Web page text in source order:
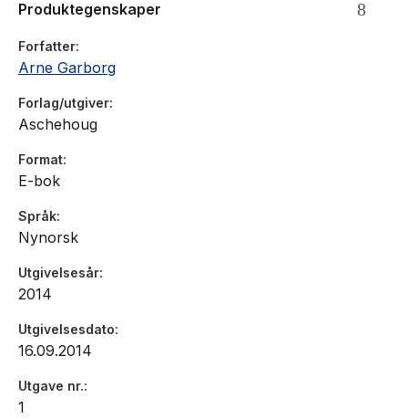
Produktegenskaper
Forfatter
Arne Garborg
Forlag/utgiver
Aschehoug
Format
E-bok
Språk
Nynorsk
Utgivelsesår
2014
Utgivelsesdato
16.09.2014
Utgave nr.
1